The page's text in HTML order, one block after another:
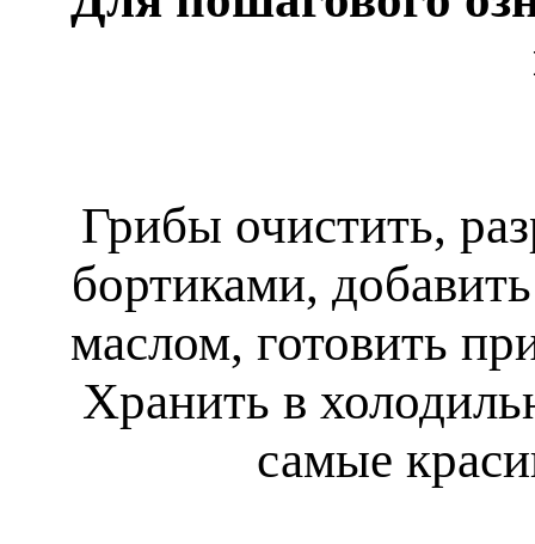
Грибы очистить,
бортиками,
маслом, готовить
Хранить в
самые